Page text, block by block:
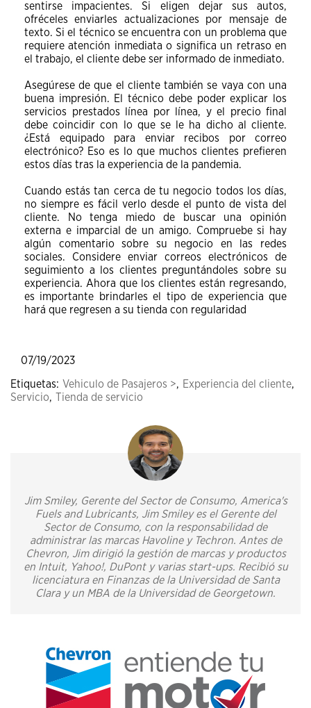
sentirse impacientes. Si eligen dejar sus autos,
ofréceles enviarles actualizaciones por mensaje de
texto. Si el técnico se encuentra con un problema que
requiere atención inmediata o significa un retraso en
el trabajo, el cliente debe ser informado de inmediato.
Asegúrese de que el cliente también se vaya con una
buena impresión. El técnico debe poder explicar los
servicios prestados línea por línea, y el precio final
debe coincidir con lo que se le ha dicho al cliente.
¿Está equipado para enviar recibos por correo
electrónico? Eso es lo que muchos clientes prefieren
estos días tras la experiencia de la pandemia.
Cuando estás tan cerca de tu negocio todos los días,
no siempre es fácil verlo desde el punto de vista del
cliente. No tenga miedo de buscar una opinión
externa e imparcial de un amigo. Compruebe si hay
algún comentario sobre su negocio en las redes
sociales. Considere enviar correos electrónicos de
seguimiento a los clientes preguntándoles sobre su
experiencia. Ahora que los clientes están regresando,
es importante brindarles el tipo de experiencia que
hará que regresen a su tienda con regularidad
07/19/2023
Etiquetas: Vehiculo de Pasajeros >, Experiencia del cliente,
Servicio, Tienda de servicio
Jim Smiley, Gerente del Sector de Consumo, America's
Fuels and Lubricants, Jim Smiley es el Gerente del
Sector de Consumo, con la responsabilidad de
administrar las marcas Havoline y Techron. Antes de
Chevron, Jim dirigió la gestión de marcas y productos
en Intuit, Yahoo!, DuPont y varias start-ups. Recibió su
licenciatura en Finanzas de la Universidad de Santa
Clara y un MBA de la Universidad de Georgetown.